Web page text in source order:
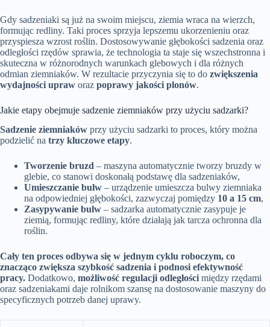
Gdy sadzeniaki są już na swoim miejscu, ziemia wraca na wierzch,
formując redliny. Taki proces sprzyja lepszemu ukorzenieniu oraz
przyspiesza wzrost roślin. Dostosowywanie głębokości sadzenia oraz
odległości rzędów sprawia, że technologia ta staje się wszechstronna i
skuteczna w różnorodnych warunkach glebowych i dla różnych
odmian ziemniaków. W rezultacie przyczynia się to do zwiększenia
wydajności upraw oraz poprawy jakości plonów.
Jakie etapy obejmuje sadzenie ziemniaków przy użyciu sadzarki?
Sadzenie ziemniaków przy użyciu sadzarki to proces, który można
podzielić na trzy kluczowe etapy.
Tworzenie bruzd – maszyna automatycznie tworzy bruzdy w
glebie, co stanowi doskonałą podstawę dla sadzeniaków,
Umieszczanie bulw – urządzenie umieszcza bulwy ziemniaka
na odpowiedniej głębokości, zazwyczaj pomiędzy 10 a 15 cm,
Zasypywanie bulw – sadzarka automatycznie zasypuje je
ziemią, formując redliny, które działają jak tarcza ochronna dla
roślin.
Cały ten proces odbywa się w jednym cyklu roboczym, co
znacząco zwiększa szybkość sadzenia i podnosi efektywność
pracy. Dodatkowo, możliwość regulacji odległości między rzędami
oraz sadzeniakami daje rolnikom szansę na dostosowanie maszyny do
specyficznych potrzeb danej uprawy.